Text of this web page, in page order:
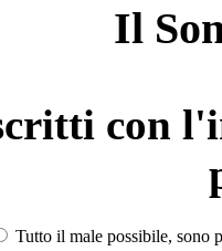
Il
con
Tutto il male possibile, sono